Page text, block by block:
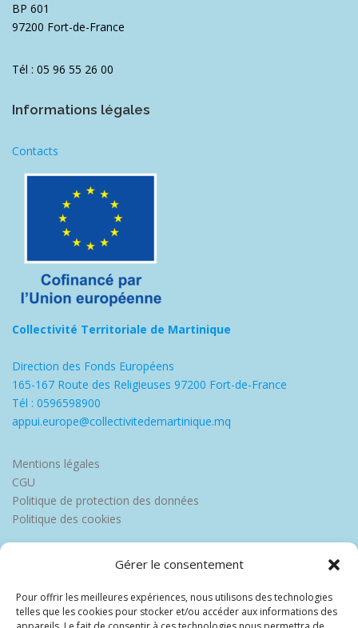
Gérer le consentement
Pour offrir les meilleures expériences, nous utilisons des technologies
telles que les cookies pour stocker et/ou accéder aux informations des
BP 601
97200 Fort-de-France
Tél : 05 96 55 26 00
Informations légales
Contacts
Collectivité Territoriale de Martinique
Direction des Fonds Européens
165-167 Route des Religieuses 97200 Fort-de-France
Tél : 0596598900
appui.europe@collectivitedemartinique.mq
Mentions légales
CGU
Politique de protection des données
Politique des cookies